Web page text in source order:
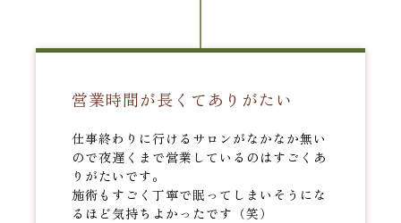
営業時間が長くてありがたい
仕事終わりに行けるサロンがなかなか無い
ので夜遅くまで営業しているのはすごくあ
りがたいです。
施術もすごく丁寧で眠ってしまいそうにな
るほど気持ちよかったです（笑）